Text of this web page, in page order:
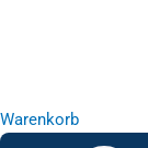
Warenkorb